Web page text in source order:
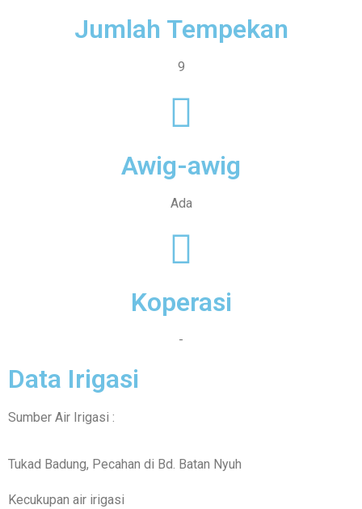
Jumlah Tempekan
9
Awig-awig
Ada
Koperasi
-
Data Irigasi
Sumber Air Irigasi :
Tukad Badung, Pecahan di Bd. Batan Nyuh
Kecukupan air irigasi